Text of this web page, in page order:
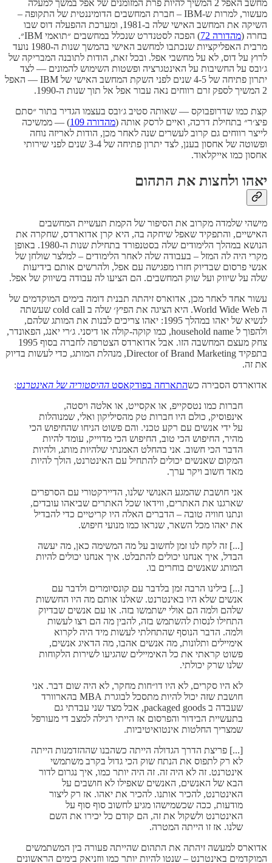
מחשב האפל 2 המשיך להיות פרת המזומנים של אפל במשך למעלה
מעשור, למרות ש-IBM – חברת המחשבים הדומיננטית של התקופה –
השיקה את המחשב האישי שלה ב-1981, ומערכת ההפעלה דוס שבו
בחרה (מהדורה 72
) הפכה לסטנדרט שנכלל במחשבים ״תואמי IBM״.
מרבית האפליקציות שנכתבו למחשב האישי בהמשך שנות ה-1980 נועד
לרוץ על דוס, לא על מחשבי אפל. ובכל זאת, הודות לתובנה המבריקה של
ג׳ובס על החשיבות על האינטגרציה ופשטות השימוש להמונים — לצד
יתרון פתיחה של 4-5 שנים לפני השקת המחשב האישי של IBM — האפל
2 המשיך לספק זרם רווחים נאה עבור אפל אל תוך שנות ה-1990.
קצת כמו שדרופבוקס — שאותה סטיב ג׳ובס בעצמו הגדיר בתור ״סתם
פיצ׳ר״ בתחילת דרכה, ואיים לרסק אותה (מהדורה 109
) — ממשיכה
לייצר רווחים גם קרוב לעשרים שנה לאחר מכן, הודות לאריזה נוחה
ופשוטה של אחסון בענן, לצד יתרון פתיחה של 3-4 שנים לפני שירותי
אחסון כמו אייקלאוד.
יאהו ולחצות את התהום
מישהי שלמדה מקרוב את הסיפור של הקמת תעשיית המחשבים
האישיים, והתפקיד שאפל שיחקה בה, היא קרן אדוארדס, שחקרה את
הנושא במהלך הלימודים שלה בסטנפורד בתחילת שנות ה-1980. באופן
מקרי היה לה המזל – בעבודה שלה לאחר הלימודים – למלצר שולחן של
אנשי פרסום שבדיוק חזרו מפגישה עם אפל, ולהרשים אותם בידיעות
שלה על שיווק ועל שוק המחשבים. הם הציעו לה עבודה בשיווק של אפל.
עשור אחד לאחר מכן, אדוארס זיהתה תבנית דומה בימים המוקדמים של
ה World Wide Web. היא הציגה את הפיץ׳ שלה ב cold call שעשתה
לנשיא של יאהו במהלך 1995: יאהו צריכים לבנות את המותג שלהם,
ולהפוך ל household name, כמו קוקה-קולה או דיסני. ג׳רי יאנג, הפאונדר,
צחק מעצם המחשבה הזו. אבל אדוארדס הצטרפה לחברה בסוף 1995
בתפקיד Director of Brand Marketing, מנהלת המותג, כדי לעשות בדיוק
את זה.
אדוארדס הסבירה כשהתארחה בפודקאסט ההיסטוריה של האינטרנט:
חברות כמו נטסקייפ, או אקסייט, או אלטה ויסטה,
אינפוסיק, כולם היו חברות טק מהסיליקון ואלי, שמנוהלות
על ידי אנשים עם רקע טכני. והם פשוט הניחו שהחיפוש הכי
מהיר, החיפוש הכי טוב, החיפוש הכי מדוייק, עומד להיות
הדבר הכי חשוב. אני בהחלט האמנתי שלהיות מותג, ולהיות
המקום שאנשים יכולים להתחיל עם האינטרנט, הולך להיות
מאד חשוב ויקר ערך.
אני חושבת שהמגע האנושי שלנו, הדיירקטורי עם הסרפרים
שארגנו את האתרים, ווידאו שכל האתרים שביאהו עובדים,
ונתנו חוויה טובה – הדברים האלה היו קריטיים כדי להבדיל
את יאהו מכל השאר, שנראו כמו מנועי חיפוש.
[...] זה לקח לנו זמן לחשוב על מה המשימה כאן, מה יעשה
הבדל, איך אנחנו יכולים להתבלט. איך אנחנו יכולים להיות
המותג שאנשים בוחרים בו.
[...] בילינו הרבה זמן בלדבר עם קונסיומרים ולדבר עם
אנשים שלא היו באינטרנט. שאלנו אותם מה היו החששות
שלהם ולמה הם אולי ישתמשו בזה. או עם אנשים שבדיוק
התחילו לנסות להשתמש בזה, להבין מה הם רצו לעשות
ולמה. הדבר הנוסף שהתחלתי לעשות מיד היה לקרוא
אימיילים ותלונות, מה אנשים אהבו, מה הדאיג אנשים,
פשוט קראתי את כל האימיילים שהגיעו לשירות הלקוחות
שלנו שרק יכולתי.
לא היו סקרים, לא היו דו״חות מחקר, לא היה שום דבר. אני
חושבת שזה יכול להיות מתסכל לבוגרת MBA בהארוורד
שעבדה ב packaged goods, אבל מצד שני עבדתי גם
בתעשיית הבידור והפרסום אז הייתי רגילה למצב די מעורפל
שמצריך החלטות אינטואיטיביות.
[...] פריצת הדרך הגדולה הייתה כשהבנו שההזדמנות הייתה
לא רק לתפוס את הנתח שוק הכי גדול בקרב משתמשי
אינטרנט. זה לא היה זה. זה היה יותר כמו, איך נגרום לדור
הבא של האנשים, האנשים שאפילו לא חושבים על
האינטרנט, להכיר אותנו. להכיר את יאהו. אז רק ליצור
מודעות, ככה שכשמישהו מגיע לחשוב סוף סוף על
האינטרנט ולשקול את זה, הם קודם כל יכירו את השם
שלנו. אז זו הייתה המטרה.
אדוארס למעשה זיהתה את התהום שהייתה פעורה בין המשתמשים
המוקדמים באינטרנט – שנטו להיות יותר כמו ווזניאק בימים הראשונים